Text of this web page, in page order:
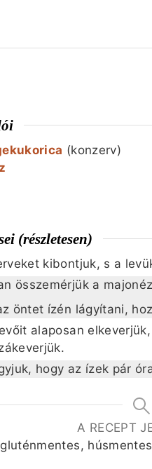
(konzerv)
(részletesen)
kibontjuk, s a
összemérjük a
öntet ízén lágyítani,
alaposan
hogy az ízek pár
A RECEPT